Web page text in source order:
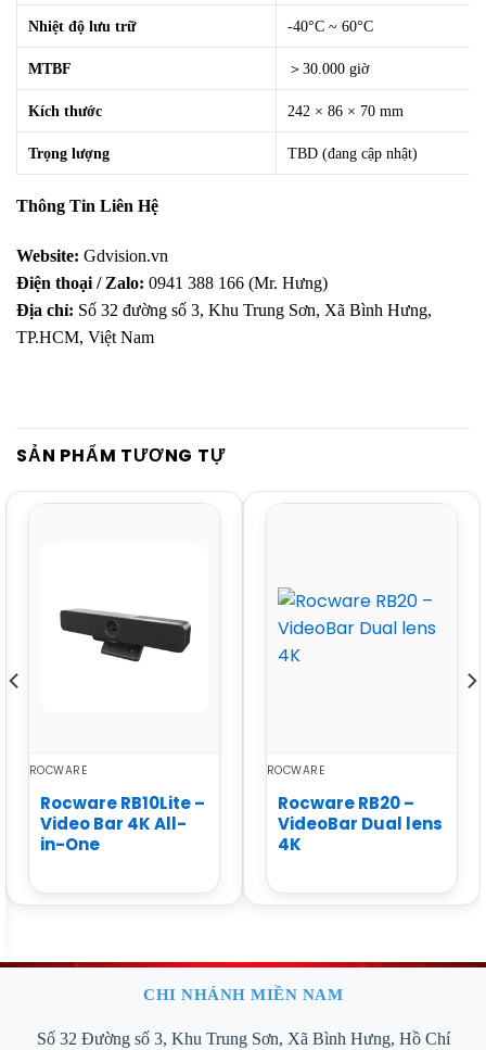
Nhiệt độ lưu trữ -40°C ~ 60°C
MTBF ＞30.000 giờ
Kích thước 242 × 86 × 70 mm
Trọng lượng TBD (đang cập nhật)
Thông Tin Liên Hệ
Website: Gdvision.vn
Điện thoại / Zalo: 0941 388 166 (Mr. Hưng)
Địa chỉ: Số 32 đường số 3, Khu Trung Sơn, Xã Bình Hưng,
TP.HCM, Việt Nam
SẢN PHẨM TƯƠNG TỰ
ROCWARE
Rocware RB10Lite –
Video Bar 4K All-
in-One
ROCWARE
Rocware RB20 –
VideoBar Dual lens
4K
CHI NHÁNH MIỀN NAM
Số 32 Đường số 3, Khu Trung Sơn, Xã Bình Hưng, Hồ Chí